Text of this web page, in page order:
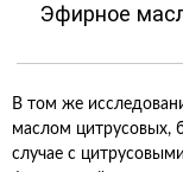
Эфирное
В том же
маслом цитрусовых,
случае с